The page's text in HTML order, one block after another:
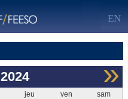
EN
»
2024
jeu ven sam